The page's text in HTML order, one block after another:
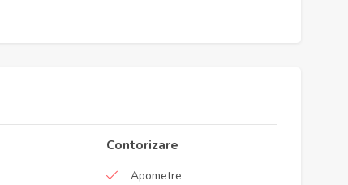
Contorizare
Apometre